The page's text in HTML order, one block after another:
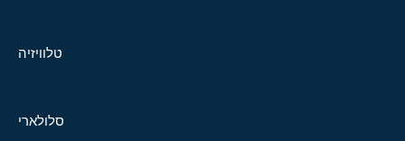
טלוויזיה
סלולארי